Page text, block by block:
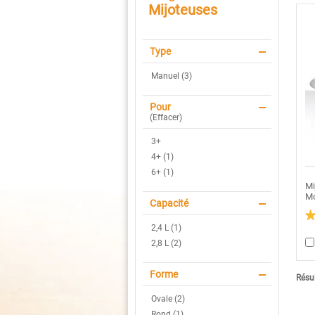
Mijoteuses
Type
Manuel (3)
Pour
(Effacer)
3+
4+ (1)
6+ (1)
Capacité
2,4 L (1)
2,8 L (2)
Forme
Ovale (2)
sur